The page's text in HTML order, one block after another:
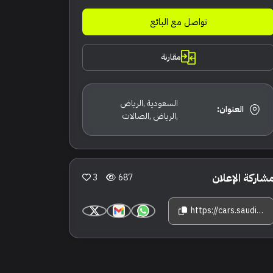
تواصل مع البائع
مقارنة
العنوان:
السعودية ,الرياض
,الرياض ,الصالات
الإعلان 687
3
https://cars.saudisale.com/listings/77abVZ/2024-%D8%B2%D9%8A%D9%83%D8%B1-001